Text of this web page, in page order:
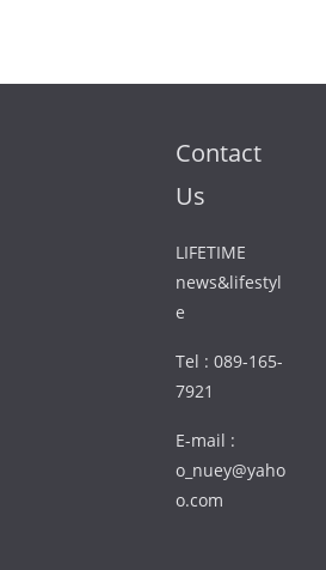
Contact
Us
LIFETIME
news&lifestyl
e
Tel : 089-165-
7921
E-mail :
o_nuey@yaho
o.com